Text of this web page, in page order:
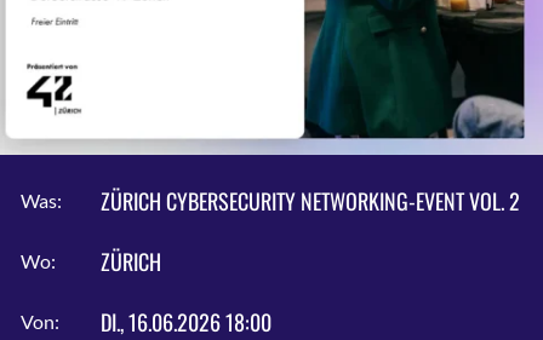
Was: ZÜRICH CYBERSECURITY NETWORKING-EVENT VOL. 2
Wo: ZÜRICH
Von: DI., 16.06.2026 18:00